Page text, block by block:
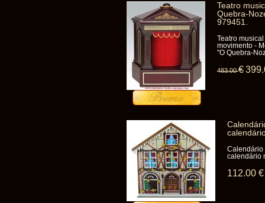
Teatro
Quebra-
979451.
Teatro
movimento -
"O Quebra-
483.00 €399
Calendário
calendário
112.00 €